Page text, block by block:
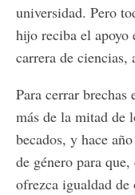
universidad. Pero
hijo reciba el apoyo
carrera de
Para cerrar brechas
más de la mitad de
becados, y hace
de género para
ofrezca igualdad de